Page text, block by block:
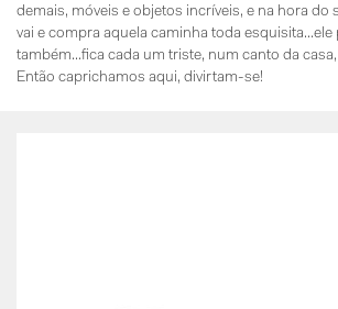
demais, móveis e objetos incríveis, e na hora do
vai e compra aquela caminha toda esquisita...ele
também...fica cada um triste, num canto da
Então caprichamos aqui, divirtam-se!